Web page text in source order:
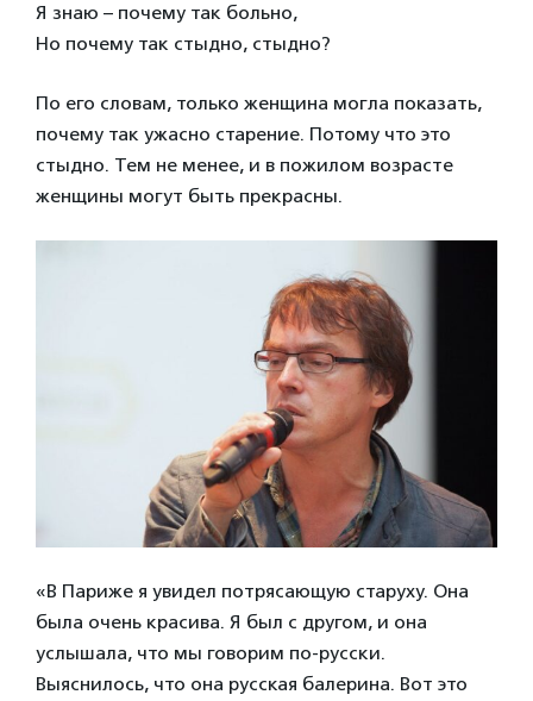
Я знаю – почему так больно,
Но почему так стыдно, стыдно?
По его словам, только женщина могла показать,
почему так ужасно старение. Потому что это
стыдно. Тем не менее, и в пожилом возрасте
женщины могут быть прекрасны.
«В Париже я увидел потрясающую старуху. Она
была очень красива. Я был с другом, и она
услышала, что мы говорим по-русски.
Выяснилось, что она русская балерина. Вот это